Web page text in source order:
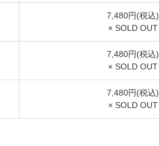
7,480円(税込)
× SOLD OUT
7,480円(税込)
× SOLD OUT
7,480円(税込)
× SOLD OUT